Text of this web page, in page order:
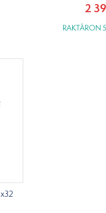
2
RAKTÁRON